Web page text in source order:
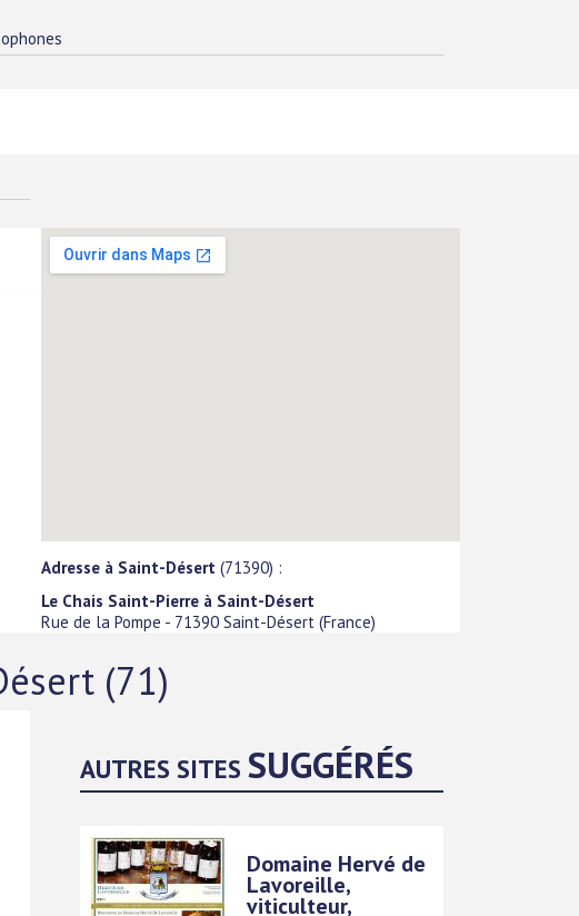
Adresse à Saint-Désert (71390) :
Le Chais Saint-Pierre à Saint-Désert
Rue de la Pompe - 71390 Saint-Désert (France)
(71)
AUTRES SITESSUGGÉRÉS
Domaine Hervé de
Lavoreille,
viticulteur,